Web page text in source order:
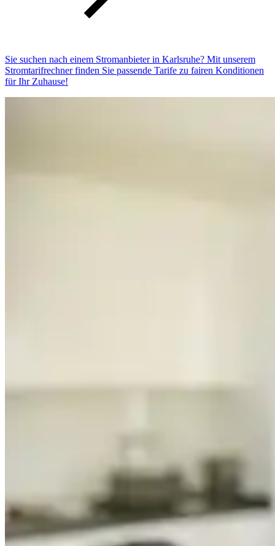
Sie suchen nach einem Stromanbieter in Karlsruhe? Mit unserem
Stromtarifrechner finden Sie passende Tarife zu fairen Konditionen
für Ihr Zuhause!